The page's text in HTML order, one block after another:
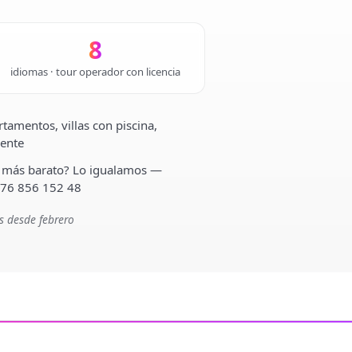
8
idiomas · tour operador con licencia
villas con piscina,
barato? Lo igualamos —
856 152 48
desde febrero